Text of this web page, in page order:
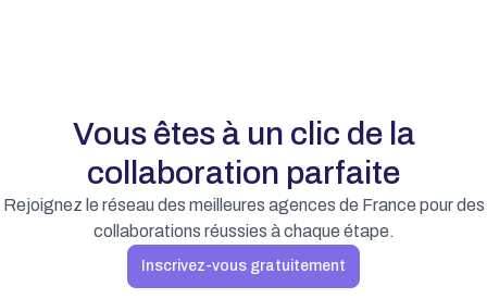
Vous êtes à un clic de la
collaboration parfaite
Rejoignez le réseau des meilleures agences de France pour des
collaborations réussies à chaque étape.
Inscrivez-vous gratuitement